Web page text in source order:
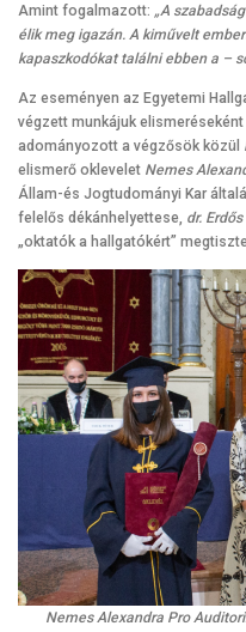
Amint fogalmazott: „A
élik meg igazán. A kiművelt
kapaszkodókat találni ebben a –
Az eseményen az Egyetemi
végzett munkájuk
adományozott a végzősök közül
elismerő oklevelet Nemes
Állam-és Jogtudományi Kar
felelős dékánhelyettese, dr.
„oktatók a hallgatókért”
Nemes Alexandra Pro